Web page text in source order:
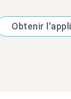
Obtenir l'appli